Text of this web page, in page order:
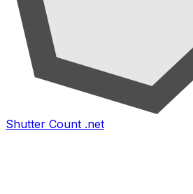
Shutter Count .net